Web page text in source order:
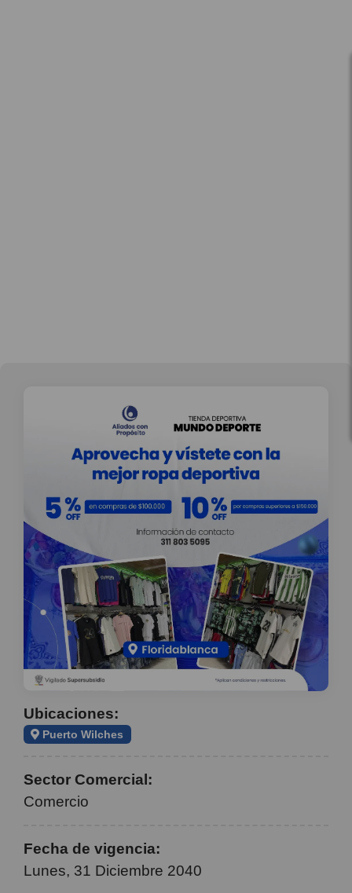
Ubicaciones:
Puerto Wilches
Sector Comercial:
Comercio
Fecha de vigencia:
Lunes, 31 Diciembre 2040